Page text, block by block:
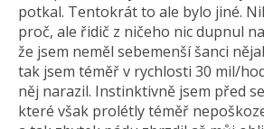
potkal. Tentokrát to ale bylo jiné.
proč, ale řidič z ničeho nic dupnul
že jsem neměl sebemenší šanci
tak jsem téměř v rychlosti 30 mil/
něj narazil. Instinktivně jsem před
které však prolétly téměř